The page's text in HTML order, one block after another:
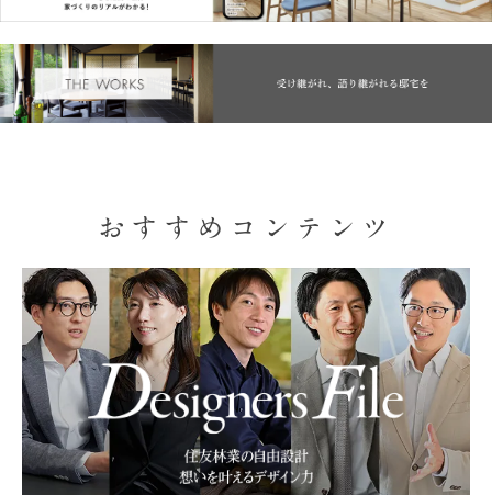
おすすめコンテンツ